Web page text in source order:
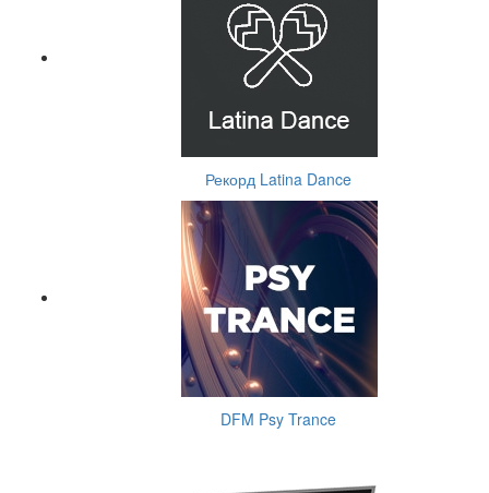
Рекорд Latina Dance
DFM Psy Trance